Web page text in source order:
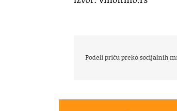
Podeli priču preko socijalnih